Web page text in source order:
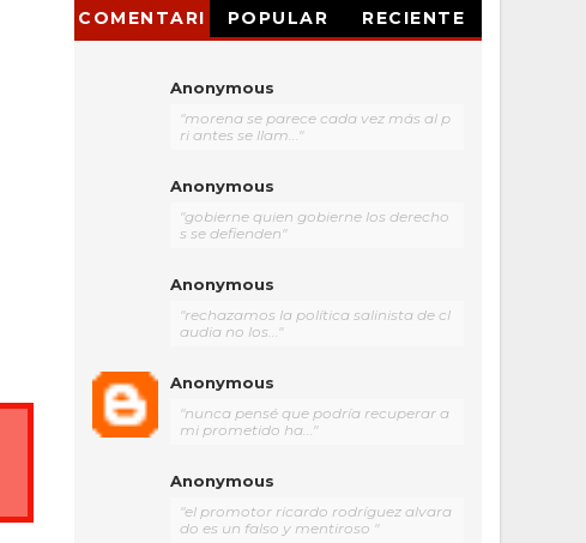
COMENTARI
POPULAR RECIENTE
Anonymous
"morena se parece cada vez más al p
ri antes se llam..."
Anonymous
"gobierne quien gobierne los derecho
s se defienden"
Anonymous
"rechazamos la política salinista de cl
audia no los..."
Anonymous
"nunca pensé que podría recuperar a
mi prometido ha..."
Anonymous
"el promotor ricardo rodríguez alvara
do es un falso y mentiroso "